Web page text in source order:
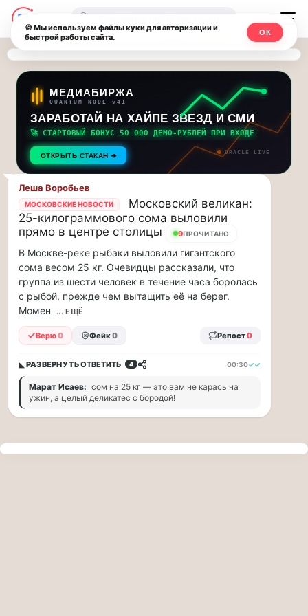
Последние
новости
и
обновления
потока:
Друзья,
приглашаем
на
музыкальную
прогулку
по
Москве
Чайковского!…
Друзья,
приглашаем
на
музыкальную
прогулку
по
Москве
16.08
|
16:00
Москвичи.net
—
Главный
столичный
чат-
мессенджер,
новости
и
инсайды
Москвы
🔍
МЕДИАБИРЖА
QUANTUM NODE v41
ЗАРАБОТАЙ НА ХАЙПЕ ЗВЕЗД И СМИ
🚀 СТАРТОВЫЙ БОНУС 50 000 ДЕМО-РУБЛЕЙ ПРИ ВХОДЕ
ОТКРЫТЬ СТАКАН ➔ ORACLE LIVE
Леша Воробьев
МОСКОВСКИЕ НОВОСТИ
Московский великан:
25-килограммового сома выловили
прямо в центре столицы
9ПРОЧИТАНО
В Москве-реке рыбаки выловили гигантского
сома весом 25 кг. Очевидцы рассказали, что
группа из шести человек в течение часа боролась
с рыбой, прежде чем вытащить её на берег.
Момен
... ЕЩЁ
Верю0 Фейк0 Репост0
◣ РАЗВЕРНУТЬОТВЕТИТЬ 4 00:30✓✓
Марат Исаев: сом на 25 кг — это вам не карась на
ужин, а целый деликатес с бородой!
🍪 Мы используем файлы куки для авторизации и
быстрой работы сайта.
ОК